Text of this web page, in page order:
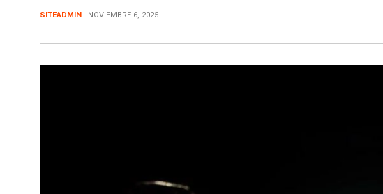
SITEADMIN - NOVIEMBRE 6, 2025